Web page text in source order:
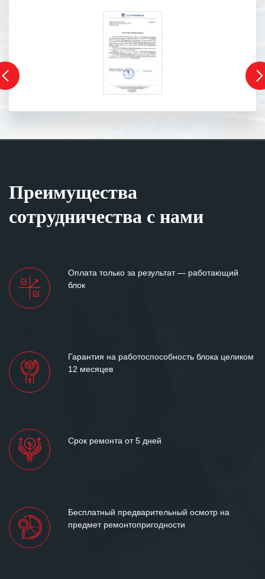
Преимущества
сотрудничества с нами
Оплата только за результат — работающий
блок
Гарантия на работоспособность блока целиком
12 месяцев
Срок ремонта от 5 дней
Бесплатный предварительный осмотр на
предмет ремонтопригодности